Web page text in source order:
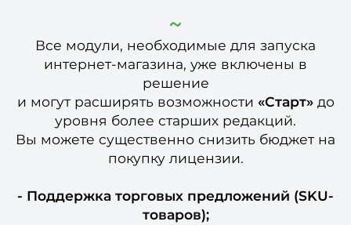
Все модули, необходимые для запуска
интернет-магазина, уже включены в
решение
и могут расширять возможности «Старт»до
уровня более старших редакций.
Вы можете существенно снизить бюджет на
покупку лицензии.
- Поддержка торговых предложений (SKU-
товаров);